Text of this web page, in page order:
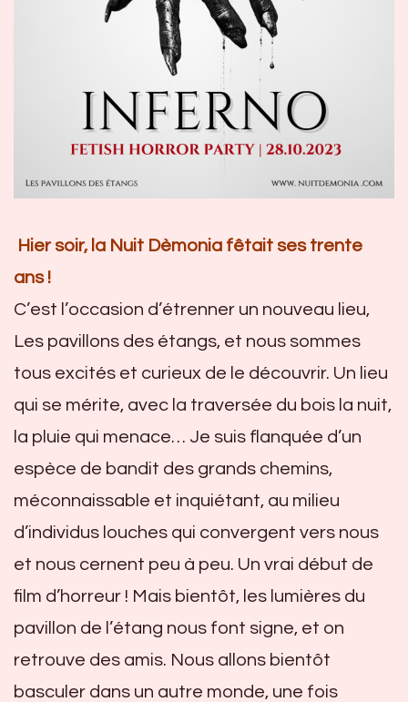
Hier soir, la Nuit Dèmonia fêtait ses trente
ans !
C’est l’occasion d’étrenner un nouveau lieu,
Les pavillons des étangs, et nous sommes
tous excités et curieux de le découvrir. Un lieu
qui se mérite, avec la traversée du bois la nuit,
la pluie qui menace… Je suis flanquée d’un
espèce de bandit des grands chemins,
méconnaissable et inquiétant, au milieu
d’individus louches qui convergent vers nous
et nous cernent peu à peu. Un vrai début de
film d’horreur ! Mais bientôt, les lumières du
pavillon de l’étang nous font signe, et on
retrouve des amis. Nous allons bientôt
basculer dans un autre monde, une fois